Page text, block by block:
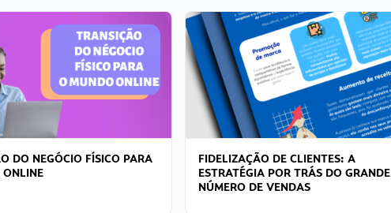
DO NEGÓCIO FÍSICO PARA
FIDELIZAÇÃO DE CLIENTES: A
ESTRATÉGIA POR TRÁS DO GRANDE
NÚMERO DE VENDAS